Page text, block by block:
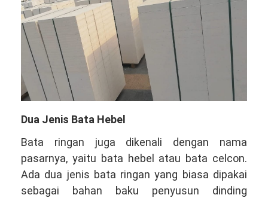
Dua Jenis Bata Hebel
Bata ringan juga dikenali dengan nama
pasarnya, yaitu bata hebel atau bata celcon.
Ada dua jenis bata ringan yang biasa dipakai
sebagai bahan baku penyusun dinding